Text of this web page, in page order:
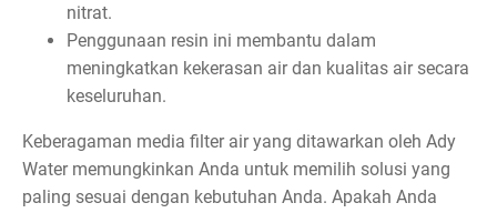
nitrat.
Penggunaan resin ini membantu dalam
meningkatkan kekerasan air dan kualitas air secara
keseluruhan.
Keberagaman media filter air yang ditawarkan oleh Ady
Water memungkinkan Anda untuk memilih solusi yang
paling sesuai dengan kebutuhan Anda. Apakah Anda